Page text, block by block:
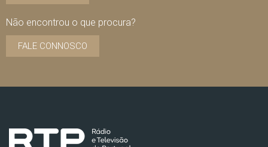
Não encontrou o que procura?
FALE CONNOSCO